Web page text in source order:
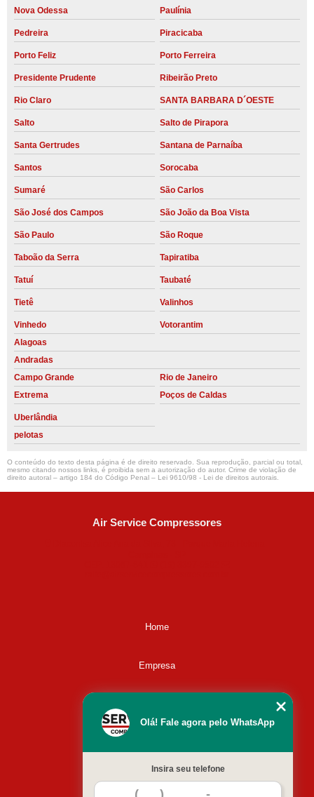
Nova Odessa Paulínia
Pedreira Piracicaba
Porto Feliz Porto Ferreira
Presidente Prudente Ribeirão Preto
Rio Claro SANTA BARBARA D´OESTE
Salto Salto de Pirapora
Santa Gertrudes Santana de Parnaíba
Santos Sorocaba
Sumaré São Carlos
São José dos Campos São João da Boa Vista
São Paulo São Roque
Taboão da Serra Tapiratiba
Tatuí Taubaté
Tietê Valinhos
Vinhedo
Votorantim
Alagoas
Andradas
Campo Grande
Rio de Janeiro
Extrema
Poços de Caldas
Uberlândia
pelotas
O conteúdo do texto desta página é de direito reservado. Sua reprodução, parcial ou total,
mesmo citando nossos links, é proibida sem a autorização do autor. Crime de violação de
direito autoral – artigo 184 do Código Penal – Lei 9610/98 - Lei de direitos autorais.
Air Service Compressores
Home
Empresa
Contato
Olá! Fale agora pelo WhatsApp
Insira seu telefone